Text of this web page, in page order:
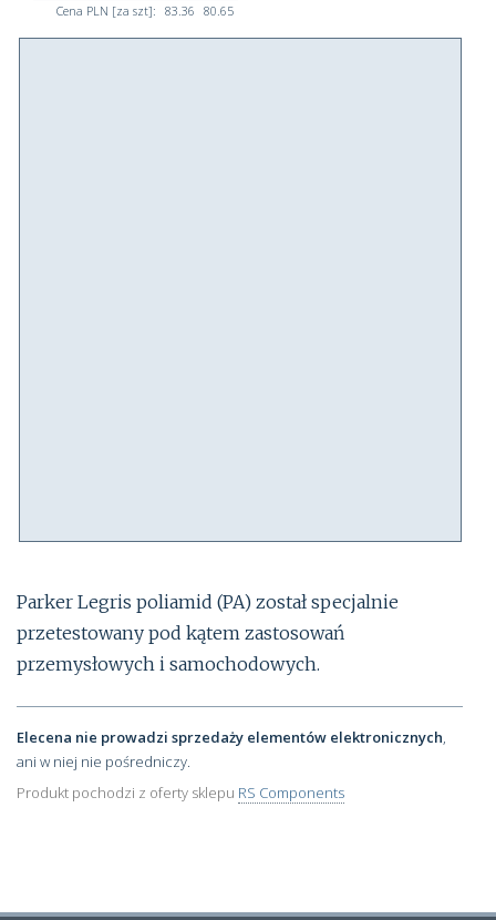
Cena PLN [za szt]: 83.36 80.65
Parker Legris poliamid (PA) został specjalnie
przetestowany pod kątem zastosowań
przemysłowych i samochodowych.
Elecena nie prowadzi sprzedaży elementów elektronicznych,
ani w niej nie pośredniczy.
Produkt pochodzi z oferty sklepu RS Components